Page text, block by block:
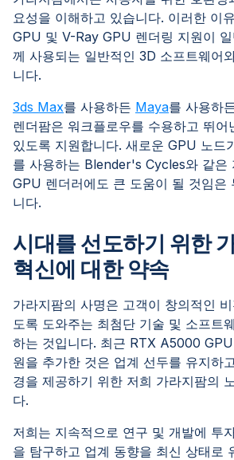
요성을 이해하고 있습니다. 이러한 이
GPU 및 V-Ray GPU 렌더링 지원이
께 사용되는 일반적인 3D 소프트웨어
니다.
3ds Max를 사용하든 Maya를 사용하
렌더팜은 워크플로우를 수용하고 뛰어
있도록 지원합니다. 새로운 GPU 노드
를 사용하는 Blender's Cycles와 같은
GPU 렌더러에도 큰 도움이 될 것임은
니다.
시대를 선도하기 위한
혁신에 대한 약속
가라지팜의 사명은 고객이 창의적인
도록 도와주는 최첨단 기술 및 소프트
하는 것입니다. 최근 RTX A5000
원을 추가한 것은 업계 선두를 유지하
경을 제공하기 위한 저희 가라지팜의
다.
저희는 지속적으로 연구 및 개발에 투
을 탐구하고 업계 동향을 최신 상태로